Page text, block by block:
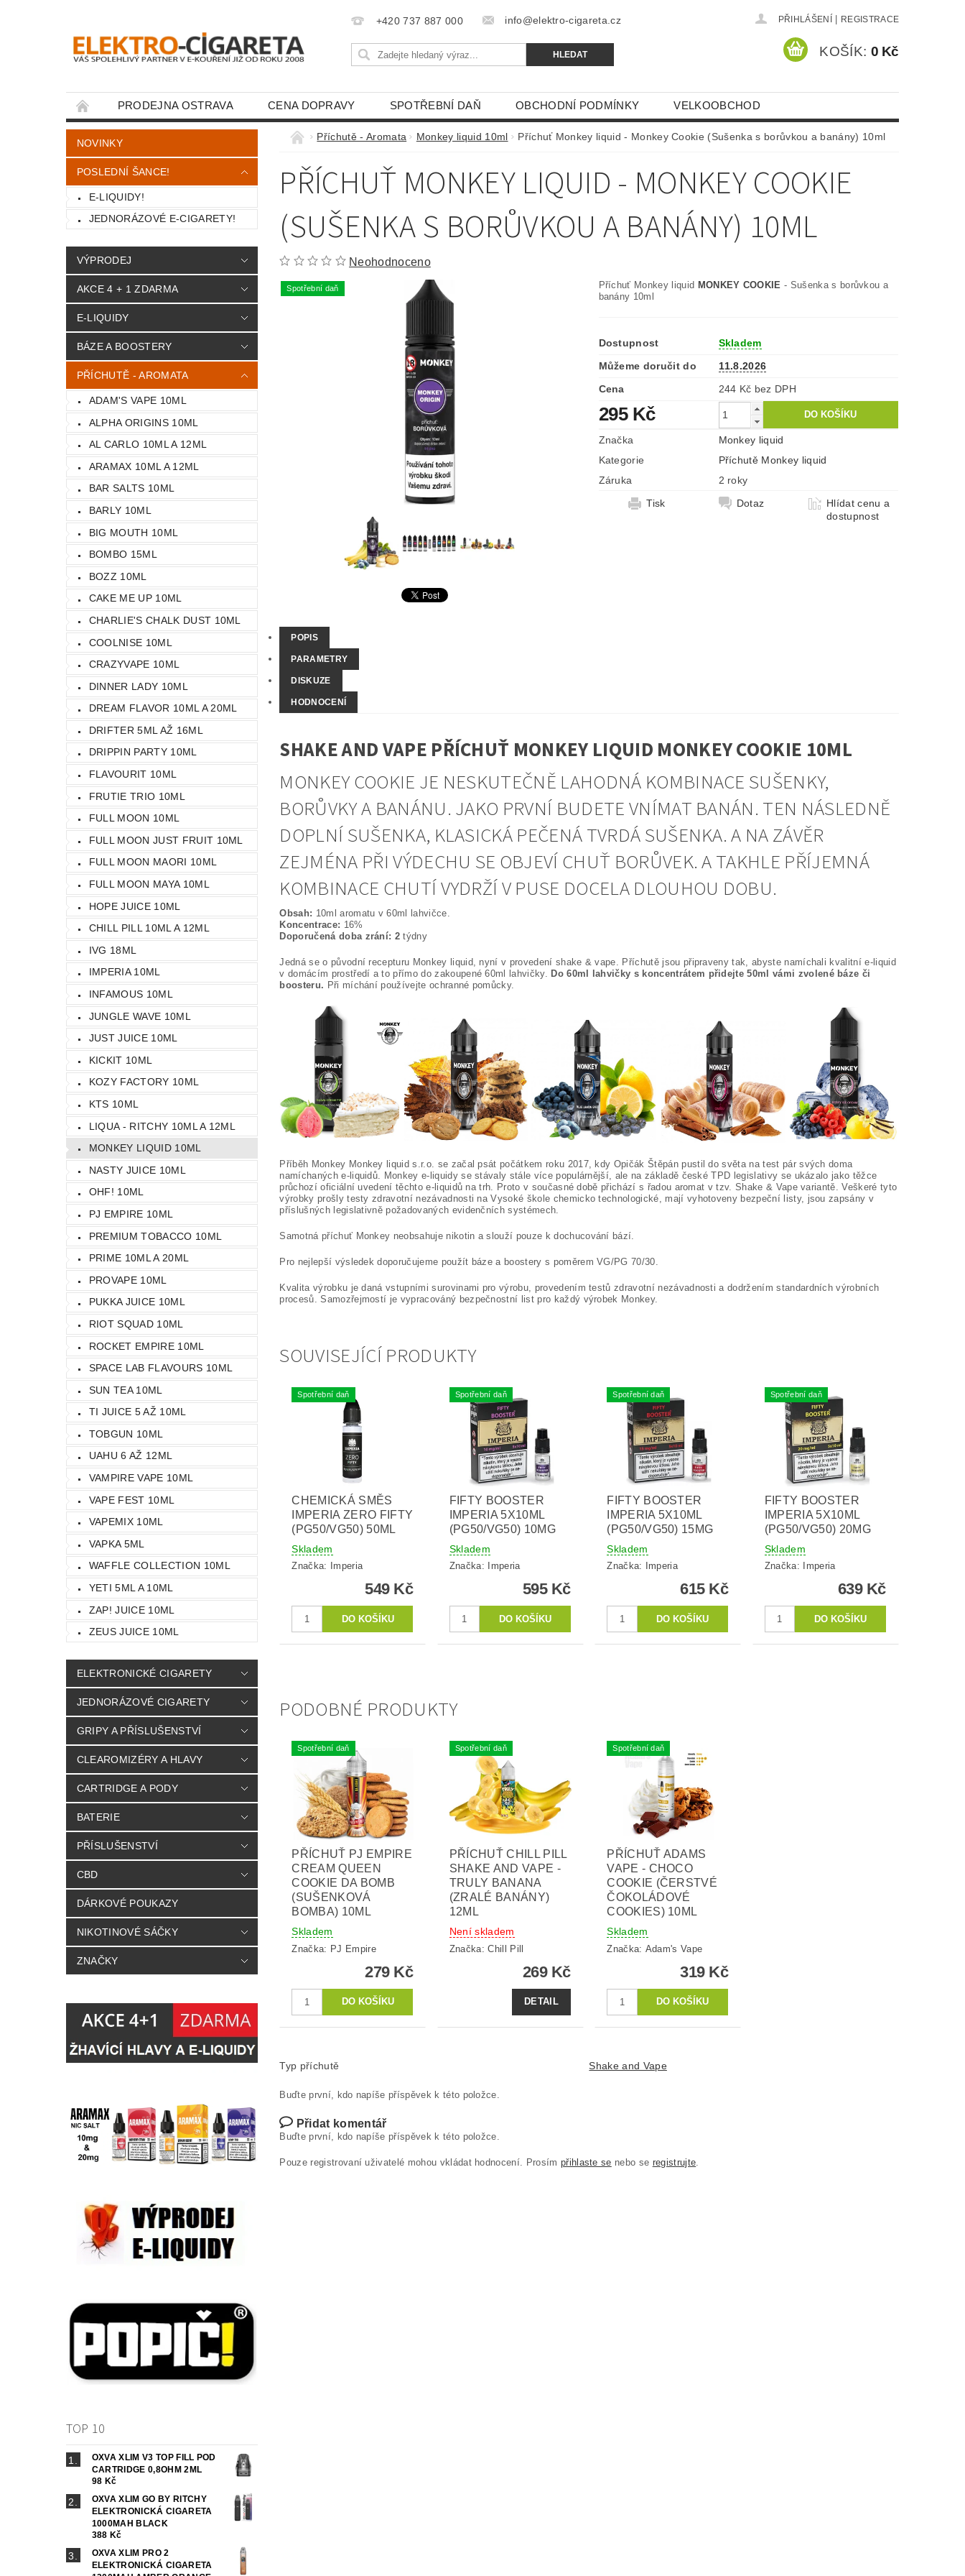
+420 737 887 000 info@elektro-cigareta.cz PŘIHLÁŠENÍ REGISTRACE
KOŠÍK: 0 Kč
PRODEJNA OSTRAVA CENA DOPRAVY SPOTŘEBNÍ DAŇ OBCHODNÍ PODMÍNKY VELKOOBCHOD
KONTAKTY
NOVINKY
POSLEDNÍ ŠANCE!
E-LIQUIDY!
JEDNORÁZOVÉ E-CIGARETY!
VÝPRODEJ
AKCE 4 + 1 ZDARMA
E-LIQUIDY
BÁZE A BOOSTERY
PŘÍCHUTĚ - AROMATA
ADAM'S VAPE 10ML
ALPHA ORIGINS 10ML
AL CARLO 10ML A 12ML
ARAMAX 10ML A 12ML
BAR SALTS 10ML
BARLY 10ML
BIG MOUTH 10ML
BOMBO 15ML
BOZZ 10ML
CAKE ME UP 10ML
CHARLIE'S CHALK DUST 10ML
COOLNISE 10ML
CRAZYVAPE 10ML
DINNER LADY 10ML
DREAM FLAVOR 10ML A 20ML
DRIFTER 5ML AŽ 16ML
DRIPPIN PARTY 10ML
FLAVOURIT 10ML
FRUTIE TRIO 10ML
FULL MOON 10ML
FULL MOON JUST FRUIT 10ML
FULL MOON MAORI 10ML
FULL MOON MAYA 10ML
HOPE JUICE 10ML
CHILL PILL 10ML A 12ML
IVG 18ML
IMPERIA 10ML
INFAMOUS 10ML
JUNGLE WAVE 10ML
JUST JUICE 10ML
KICKIT 10ML
KOZY FACTORY 10ML
KTS 10ML
LIQUA - RITCHY 10ML A 12ML
MONKEY LIQUID 10ML
NASTY JUICE 10ML
OHF! 10ML
PJ EMPIRE 10ML
PREMIUM TOBACCO 10ML
PRIME 10ML A 20ML
PROVAPE 10ML
PUKKA JUICE 10ML
RIOT SQUAD 10ML
ROCKET EMPIRE 10ML
SPACE LAB FLAVOURS 10ML
SUN TEA 10ML
TI JUICE 5 AŽ 10ML
TOBGUN 10ML
UAHU 6 AŽ 12ML
VAMPIRE VAPE 10ML
VAPE FEST 10ML
VAPEMIX 10ML
VAPKA 5ML
WAFFLE COLLECTION 10ML
YETI 5ML A 10ML
ZAP! JUICE 10ML
ZEUS JUICE 10ML
ELEKTRONICKÉ CIGARETY
JEDNORÁZOVÉ CIGARETY
GRIPY A PŘÍSLUŠENSTVÍ
CLEAROMIZÉRY A HLAVY
CARTRIDGE A PODY
BATERIE
PŘÍSLUŠENSTVÍ
CBD
DÁRKOVÉ POUKAZY
NIKOTINOVÉ SÁČKY
ZNAČKY
TOP 10
OXVA XLIM V3 TOP FILL POD
CARTRIDGE 0,8OHM 2ML
98 Kč
OXVA XLIM GO BY RITCHY
ELEKTRONICKÁ CIGARETA
1000MAH BLACK
388 Kč
OXVA XLIM PRO 2
ELEKTRONICKÁ CIGARETA
Příchutě - Aromata Monkey liquid 10ml Příchuť Monkey liquid - Monkey Cookie (Sušenka s borůvkou a banány) 10ml
PŘÍCHUŤ MONKEY LIQUID - MONKEY COOKIE
(SUŠENKA S BORŮVKOU A BANÁNY) 10ML
Neohodnoceno
Spotřební daň Příchuť Monkey liquid MONKEY COOKIE - Sušenka s borůvkou a
banány 10ml
Dostupnost
Skladem
Můžeme doručit do
11.8.2026
Cena
244 Kč bez DPH
295 Kč
Značka
Monkey liquid
Kategorie
Příchutě Monkey liquid
Záruka
2 roky
Tisk
Dotaz
Hlídat cenu a
dostupnost
POPIS
PARAMETRY
DISKUZE
HODNOCENÍ
SHAKE AND VAPE PŘÍCHUŤ MONKEY LIQUID MONKEY COOKIE 10ML
MONKEY COOKIE JE NESKUTEČNĚ LAHODNÁ KOMBINACE SUŠENKY,
BORŮVKY A BANÁNU. JAKO PRVNÍ BUDETE VNÍMAT BANÁN. TEN NÁSLEDNĚ
DOPLNÍ SUŠENKA, KLASICKÁ PEČENÁ TVRDÁ SUŠENKA. A NA ZÁVĚR
ZEJMÉNA PŘI VÝDECHU SE OBJEVÍ CHUŤ BORŮVEK. A TAKHLE PŘÍJEMNÁ
KOMBINACE CHUTÍ VYDRŽÍ V PUSE DOCELA DLOUHOU DOBU.
Obsah: 10ml aromatu v 60ml lahvičce.
Koncentrace: 16%
Doporučená doba zrání: 2 týdny
Jedná se o původní recepturu Monkey liquid, nyní v provedení shake & vape. Příchutě jsou připraveny tak, abyste namíchali kvalitní e-liquid
v domácím prostředí a to přímo do zakoupené 60ml lahvičky. Do 60ml lahvičky s koncentrátem přidejte 50ml vámi zvolené báze či
boosteru. Při míchání používejte ochranné pomůcky.
Příběh Monkey Monkey liquid s.r.o. se začal psát počátkem roku 2017, kdy Opičák Štěpán pustil do světa na test pár svých doma
namíchaných e-liquidů. Monkey e-liquidy se stávaly stále více populárnější, ale na základě české TPD legislativy se ukázalo jako těžce
průchozí oficiální uvedení těchto e-liquidů na trh. Proto v současné době přichází s řadou aromat v tzv. Shake & Vape variantě. Veškeré tyto
výrobky prošly testy zdravotní nezávadnosti na Vysoké škole chemicko technologické, mají vyhotoveny bezpeční listy, jsou zapsány v
příslušných legislativně požadovaných evidenčních systémech.
Samotná příchuť Monkey neobsahuje nikotin a slouží pouze k dochucování bází.
Pro nejlepší výsledek doporučujeme použít báze a boostery s poměrem VG/PG 70/30.
Kvalita výrobku je daná vstupními surovinami pro výrobu, provedením testů zdravotní nezávadnosti a dodržením standardních výrobních
procesů. Samozřejmostí je vypracováný bezpečnostní list pro každý výrobek Monkey.
SOUVISEJÍCÍ PRODUKTY
Spotřební daň
CHEMICKÁ SMĚS
IMPERIA ZERO FIFTY
(PG50/VG50) 50ML
Skladem
Značka: Imperia
549 Kč
Spotřební daň
FIFTY BOOSTER
IMPERIA 5X10ML
(PG50/VG50) 10MG
Skladem
Značka: Imperia
595 Kč
Spotřební daň
FIFTY BOOSTER
IMPERIA 5X10ML
(PG50/VG50) 15MG
Skladem
Značka: Imperia
615 Kč
Spotřební daň
FIFTY BOOSTER
IMPERIA 5X10ML
(PG50/VG50) 20MG
Skladem
Značka: Imperia
639 Kč
PODOBNÉ PRODUKTY
Spotřební daň
PŘÍCHUŤ PJ EMPIRE
CREAM QUEEN
COOKIE DA BOMB
(SUŠENKOVÁ
BOMBA) 10ML
Skladem
Značka: PJ Empire
279 Kč
Spotřební daň
PŘÍCHUŤ CHILL PILL
SHAKE AND VAPE -
TRULY BANANA
(ZRALÉ BANÁNY)
12ML
Není skladem
Značka:Chill Pill
269 Kč
DETAIL
Spotřební daň
PŘÍCHUŤ ADAMS
VAPE - CHOCO
COOKIE (ČERSTVÉ
ČOKOLÁDOVÉ
COOKIES) 10ML
Skladem
Značka: Adam's Vape
319 Kč
Typ příchutě Shake and Vape
Buďte první, kdo napíše příspěvek k této položce.
Přidat komentář
Buďte první, kdo napíše příspěvek k této položce.
Pouze registrovaní uživatelé mohou vkládat hodnocení. Prosím přihlaste se nebo se registrujte